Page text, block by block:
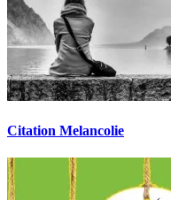
Citation Melancolie